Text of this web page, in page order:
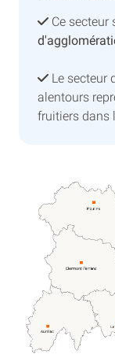
Ce secteur
Le secteur
alentours
fruitiers dans